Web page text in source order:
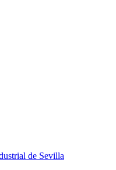
de Sevilla